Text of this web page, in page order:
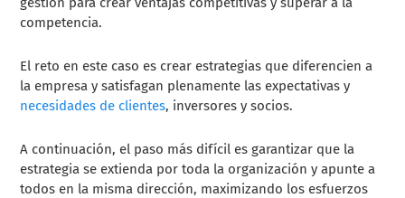
competencia.
El reto en este caso es crear estrategias que diferencien a
la empresa y satisfagan plenamente las expectativas y
necesidades de clientes, inversores y socios.
A continuación, el paso más difícil es garantizar que la
estrategia se extienda por toda la organización y apunte a
todos en la misma dirección, maximizando los esfuerzos